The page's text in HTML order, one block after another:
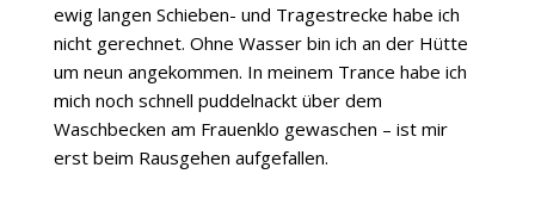
ewig langen Schieben- und Tragestrecke habe ich
nicht gerechnet. Ohne Wasser bin ich an der Hütte
um neun angekommen. In meinem Trance habe ich
mich noch schnell puddelnackt über dem
Waschbecken am Frauenklo gewaschen – ist mir
erst beim Rausgehen aufgefallen.